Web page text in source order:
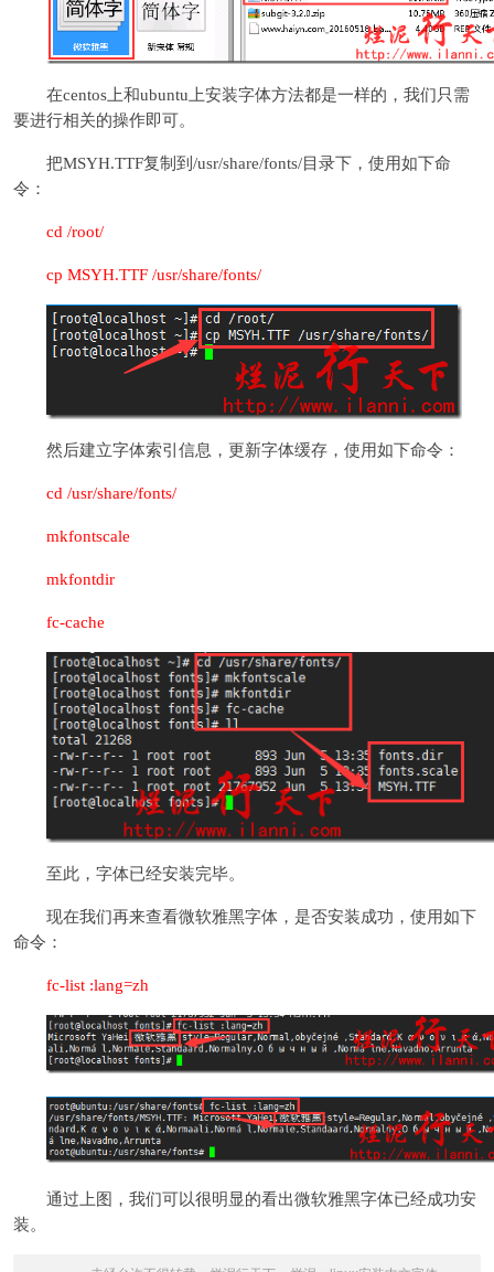
在centos上和ubuntu上安装字体方法都是一样的，我们只需
要进行相关的操作即可。
把MSYH.TTF复制到/usr/share/fonts/目录下，使用如下命
令：
cd /root/
cp MSYH.TTF /usr/share/fonts/
然后建立字体索引信息，更新字体缓存，使用如下命令：
cd /usr/share/fonts/
mkfontscale
mkfontdir
fc-cache
至此，字体已经安装完毕。
现在我们再来查看微软雅黑字体，是否安装成功，使用如下
命令：
fc-list :lang=zh
通过上图，我们可以很明显的看出微软雅黑字体已经成功安
装。